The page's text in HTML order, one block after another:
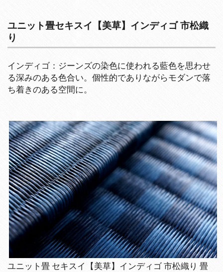
ユニット畳セキスイ【美草】インディゴ 市松織
り
インディゴ：ジーンズの染色に使われる藍色を思わせ
る深みのある色合い。個性的でありながらモダンで落
ち着きのある空間に。
ユニット畳 セキスイ【美草】インディゴ 市松織り 畳